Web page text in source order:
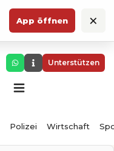
App öffnen ×
Unterstützen
Polizei Wirtschaft